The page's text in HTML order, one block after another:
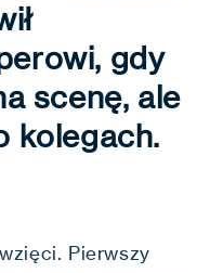
gdy
scenę, ale
kolegach.
Pierwszy